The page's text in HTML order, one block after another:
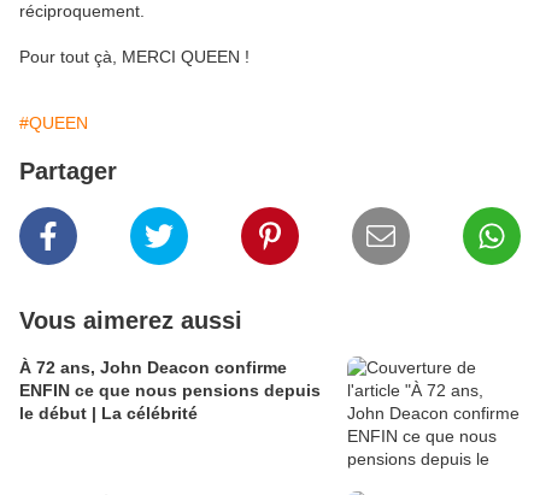
réciproquement.
Pour tout çà, MERCI QUEEN !
#QUEEN
Partager
Vous aimerez aussi
À 72 ans, John Deacon confirme
ENFIN ce que nous pensions depuis
le début | La célébrité